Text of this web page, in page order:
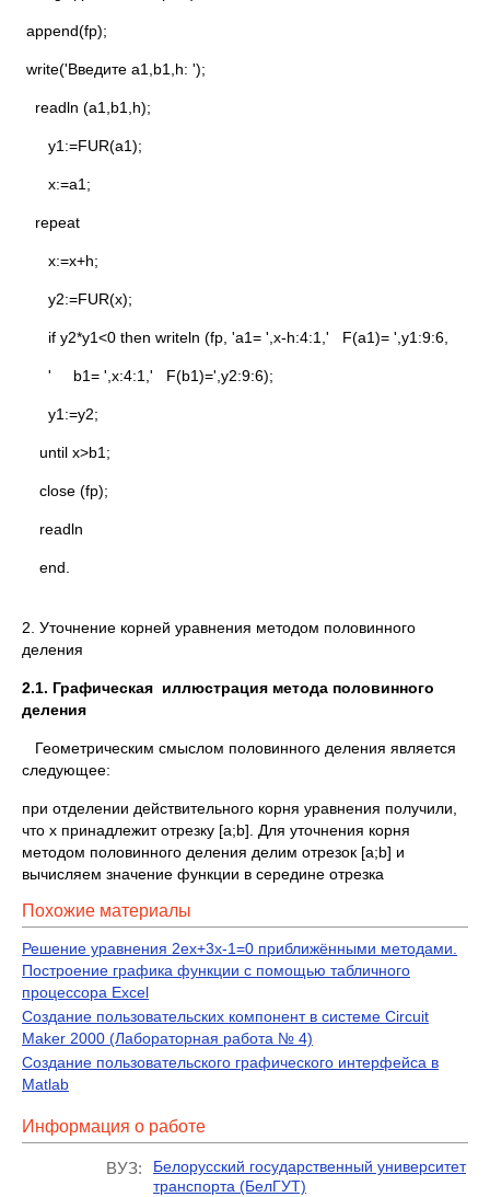
append(fp);
write('Введите a1,b1,h: ');
readln (a1,b1,h);
y1:=FUR(a1);
x:=a1;
repeat
x:=x+h;
y2:=FUR(x);
if y2*y1<0 then writeln (fp, 'a1= ',x-h:4:1,' F(a1)= ',y1:9:6,
' b1= ',x:4:1,' F(b1)=',y2:9:6);
y1:=y2;
until x>b1;
close (fp);
readln
end.
2. Уточнение корней уравнения методом половинного
деления
2.1. Графическая иллюстрация метода половинного
деления
Геометрическим смыслом половинного деления является
следующее:
при отделении действительного корня уравнения получили,
что х принадлежит отрезку [a;b]. Для уточнения корня
методом половинного деления делим отрезок [a;b] и
вычисляем значение функции в середине отрезка
Похожие материалы
Решение уравнения 2ех+3х-1=0 приближёнными методами.
Построение графика функции с помощью табличного
процессора Еxсel
Создание пользовательских компонент в системе Circuit
Maker 2000 (Лабораторная работа № 4)
Создание пользовательского графического интерфейса в
Matlab
Информация о работе
ВУЗ:
Белорусский государственный университет
транспорта (БелГУТ)